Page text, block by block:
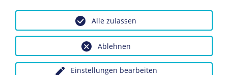
Inv.-Nr.: F 55/986
Dieses Objekt ist eingebunden in folgende LeMO-Seite:
Biografie Hans Luther
Einstellungen bearbeiten
Ablehnen
Alle zulassen